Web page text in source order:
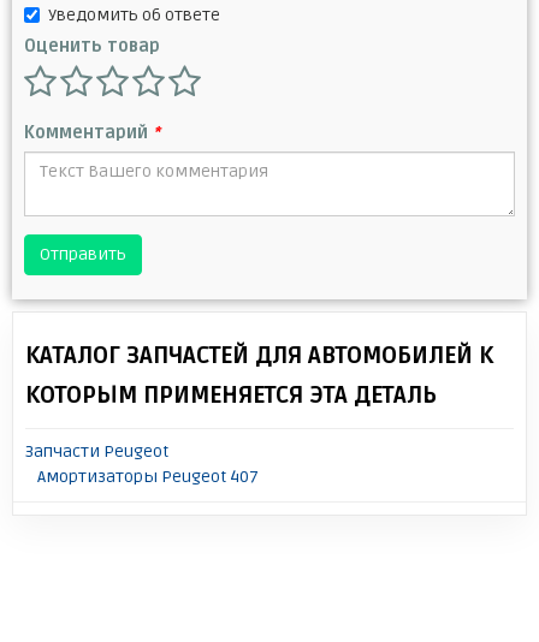
Уведомить об ответе
Оценить товар
Комментарий *
Отправить
КАТАЛОГ ЗАПЧАСТЕЙ ДЛЯ АВТОМОБИЛЕЙ К
КОТОРЫМ ПРИМЕНЯЕТСЯ ЭТА ДЕТАЛЬ
Запчасти Peugeot
Амортизаторы Peugeot 407